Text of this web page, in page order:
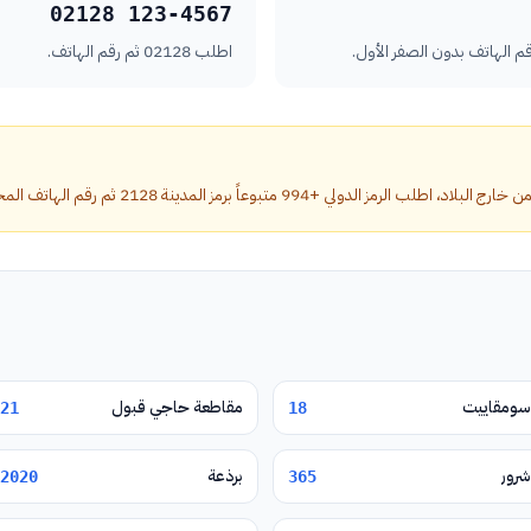
02128 123-4567
اطلب 02128 ثم رقم الهاتف.
متبوعاً برمز المدينة 2128 ثم رقم الهاتف المحلي بدون الصفر الأول.
سومقاييت 18 مقاطعة حاجي قبول 21
شرور 365 برذعة 2020